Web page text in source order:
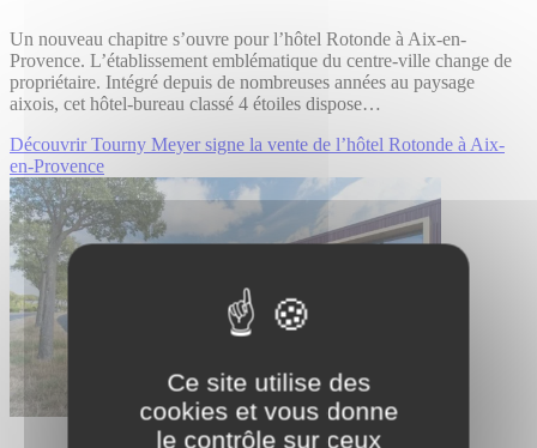
Ce site utilise des
cookies et vous donne
le contrôle sur ceux
Un nouveau chapitre s’ouvre pour l’hôtel Rotonde à Aix-en-
Provence. L’établissement emblématique du centre-ville change de
propriétaire. Intégré depuis de nombreuses années au paysage
aixois, cet hôtel-bureau classé 4 étoiles dispose…
Découvrir Tourny Meyer signe la vente de l’hôtel Rotonde à Aix-
en-Provence